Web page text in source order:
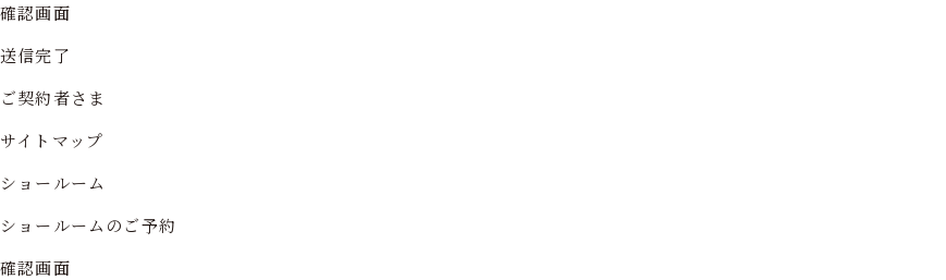
確認画面
送信完了
ご契約者さま
サイトマップ
ショールーム
ショールームのご予約
確認画面